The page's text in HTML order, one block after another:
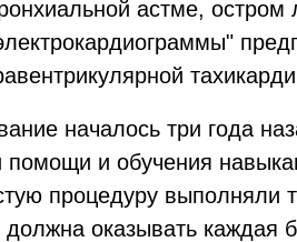
астме, остром
началось три года
и обучения
процедуру выполняли
оказывать каждая